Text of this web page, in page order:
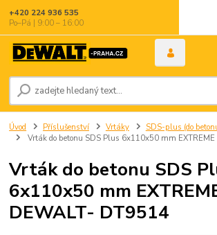
+420 224 936 535
Po–Pá | 9:00 – 16:00
Úvod Příslušenství Vrtáky SDS-plus (do
Vrták do betonu SDS Plus 6x110x50 mm
Vrták do betonu SDS
6x110x50 mm
DEWALT- DT9514